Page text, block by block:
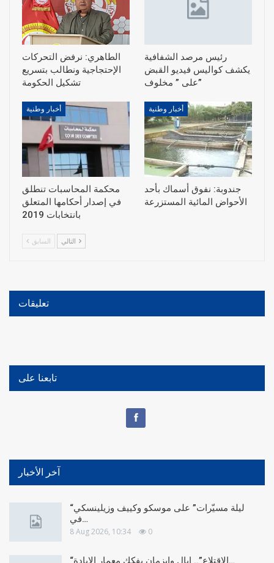
الطاهري: نرفض التحركات
الإحتجاجية ونطالب بتسريع
رئيس مرصد الشفافية
يكشف كواليس فيديو القبض
على ” مخلوف”
أخبار وطنية
محكمة المحاسبات تنطلق
في إصدار أحكامها المتعلق
بانتخابات 2019
أخبار وطنية
جندوبة: نفوق أسماك بأحد
الأحواض المائية المستزرعة
السابق
تعليقات
تابعنا على
آخر الأخبار
“ليلة مسيّرات” على موسكو وكييف وزيلينسكي
في…
8 Aug 2026, 10:34 0
“الاقتلاع”.. إيال وايزمان يفكك معمار الإبادة…